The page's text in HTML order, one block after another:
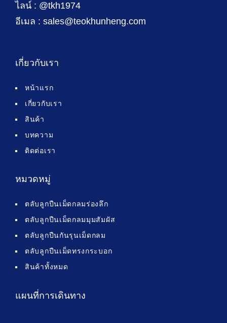
ไลน์ : @tkh1974
อีเมล : sales@teokhunheng.com
เกี่ยวกับเรา
หน้าแรก
เกี่ยวกับเรา
สินค้า
บทความ
ติดต่อเรา
หมวดหมู่
ตลับลูกปืนเม็ดกลมร่องลึก
ตลับลูกปืนเม็ดกลมมุมสัมผัส
ตลับลูกปืนกันรุนเม็ดกลม
ตลับลูกปืนเม็ดทรงกระบอก
สินค้าทั้งหมด
แผนที่การเดินทาง